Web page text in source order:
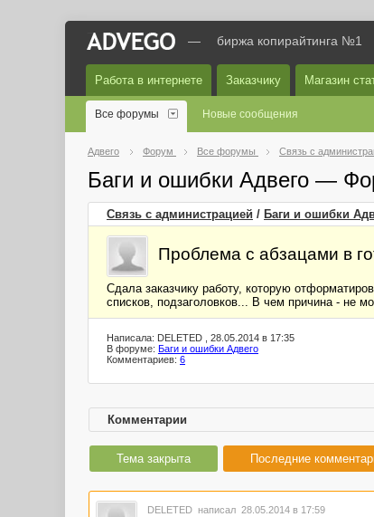
— биржа копирайтинга №1
Работа в интернете Заказчику Магазин
Все форумы Новые сообщения
Адвего Форум Все форумы Связь с
Баги и ошибки Адвего —
Связь с администрацией / Баги и ошибки
Проблема с абзацами в
Сдала заказчику работу, которую
списков, подзаголовков... В чем причина - не
Написала: DELETED , 28.05.2014 в 17:35
В форуме: Баги и ошибки Адвего
Комментариев: 6
Комментарии
Тема закрыта Последние
DELETED написал 28.05.2014 в 17:59